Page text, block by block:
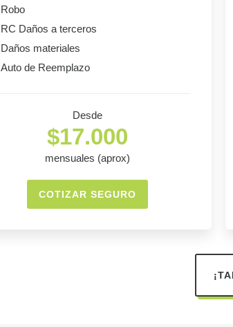
Robo
RC Daños a terceros
Daños materiales
Auto de Reemplazo
Desde
$17.000
mensuales (aprox)
COTIZAR SEGURO